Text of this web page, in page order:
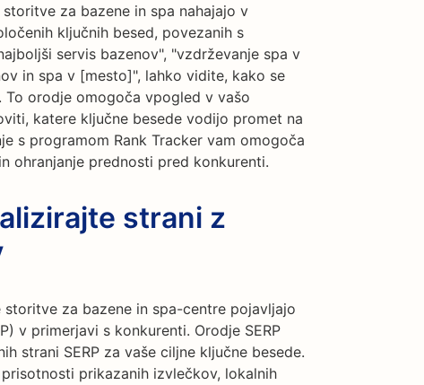
za bazene in spa nahajajo v
ključnih besed, povezanih s
servis bazenov", "vzdrževanje spa v
in spa v [mesto]", lahko vidite, kako se
orodje omogoča vpogled v vašo
katere ključne besede vodijo promet na
s programom Rank Tracker vam omogoča
ohranjanje prednosti pred konkurenti.
strani z
za bazene in spa-centre pojavljajo
v primerjavi s konkurenti. Orodje SERP
strani SERP za vaše ciljne ključne besede.
prikazanih izvlečkov, lokalnih